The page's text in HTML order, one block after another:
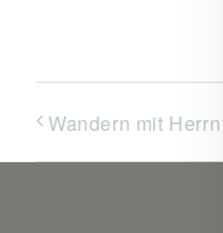
Wandern mit Herrn